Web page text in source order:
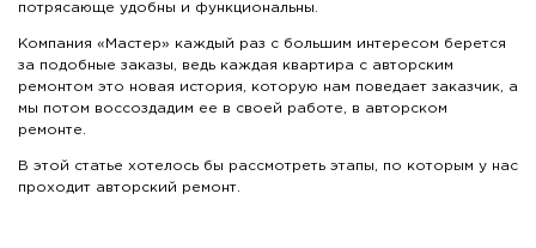
потрясающе удобны и функциональны.
Компания «Мастер» каждый раз с большим интересом берется
за подобные заказы, ведь каждая квартира с авторским
ремонтом это новая история, которую нам поведает заказчик, а
мы потом воссоздадим ее в своей работе, в авторском
ремонте.
В этой статье хотелось бы рассмотреть этапы, по которым у нас
проходит авторский ремонт.